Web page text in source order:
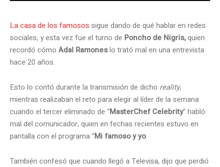
La casa de los famosos sigue dando de qué hablar en redes
sociales, y esta vez fue el turno de Poncho de Nigris,quien
recordó cómo Adal Ramoneslo trató mal en una entrevista
hace 20 años.
Esto lo contó durante la transmisión de dicho reality,
mientras realizaban el reto para elegir al líder de la semana
cuando el tercer eliminado de “MasterChef Celebrity” habló
mal del comunicador, quien en fechas recientes estuvo en
pantalla con el programa “Mi famoso y yo.
También confesó que cuando llegó a Televisa, dijo que perdió